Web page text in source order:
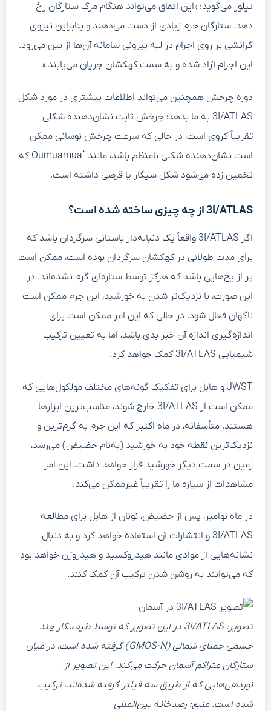
تیلور می‌گوید: «این اتفاق می‌تواند هنگام مرگ ستارگان رخ
دهد. ستارگان جرم زیادی از دست می‌دهند و بنابراین نیروی
گرانشی بر روی اجرام در لبه بیرونی سامانه آن‌ها از بین می‌رود.
این اجرام آزاد شده و به سمت کهکشان جریان می‌یابند.»
دوره چرخش همچنین می‌تواند اطلاعات بیشتری در مورد شکل
3I/ATLAS به ما بدهد؛ چرخش ثابت نشان‌دهنده شکلی
تقریباً کروی است، در حالی که سرعت چرخش نوسانی ممکن
است نشان‌دهنده شکلی نامنظم باشد، مانند `Oumuamua که
تخمین زده می‌شود شکل سیگار یا قرصی داشته است.
3I/ATLAS از چه چیزی ساخته شده است؟
اگر 3I/ATLAS واقعاً یک دنباله‌دار باستانی سرگردان باشد که
برای مدت طولانی در کهکشان سرگردان بوده است، ممکن است
پر از یخ‌هایی باشد که هرگز توسط ستاره‌ای گرم نشده‌اند. در
این صورت، با نزدیک‌تر شدن به خورشید، این جرم ممکن است
ناگهان فعال شود. در حالی که این امر ممکن است برای
اندازه‌گیری اندازه آن خبر بدی باشد، اما به تعیین ترکیب
شیمیایی 3I/ATLAS کمک خواهد کرد.
JWST و هابل برای تفکیک گونه‌های مختلف مولکول‌هایی که
ممکن است از 3I/ATLAS خارج شوند، مناسب‌ترین ابزارها
هستند. متأسفانه، در ماه اکتبر که این جرم به گرم‌ترین و
نزدیک‌ترین نقطه خود به خورشید (به‌نام حضیض) می‌رسد،
زمین در سمت دیگر خورشید قرار خواهد داشت. این امر
مشاهدات از سیاره ما را تقریباً غیرممکن می‌کند.
در ماه نوامبر، پس از حضیض، نونان از هابل برای مطالعه
3I/ATLAS و انتشارات آن استفاده خواهد کرد و به دنبال
نشانه‌هایی از موادی مانند هیدروکسید و هیدروژن خواهد بود
که می‌توانند به روشن شدن ترکیب آن کمک کنند.
تصویر: 3I/ATLAS در این تصویر که توسط طیف‌نگار چند
جسمی جمنای شمالی (GMOS-N) گرفته شده است، در میان
ستارگان متراکم آسمان حرکت می‌کند. این تصویر از
نوردهی‌هایی که از طریق سه فیلتر گرفته شده‌اند، ترکیب
شده است. منبع: رصدخانه بین‌المللی